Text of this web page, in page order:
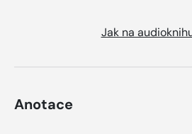
Jak na
Anotace